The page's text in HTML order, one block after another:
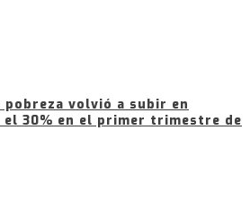
volvió a subir en
30% en el primer trimestre de